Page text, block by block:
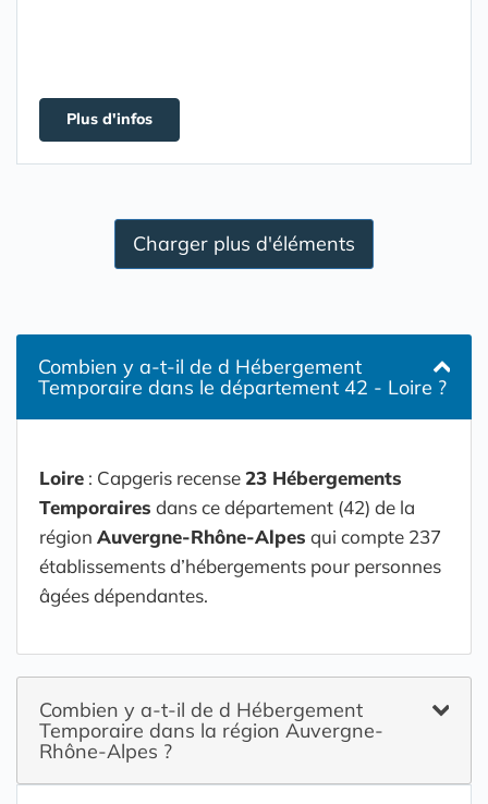
Plus d'infos
Charger plus d'éléments
Combien y a-t-il de d Hébergement
Temporaire dans le département 42 - Loire ?
Loire : Capgeris recense23 Hébergements
Temporaires dans ce département (42) de la
région Auvergne-Rhône-Alpes qui compte 237
établissements d’hébergements pour personnes
âgées dépendantes.
Combien y a-t-il de d Hébergement
Temporaire dans la région Auvergne-
Rhône-Alpes ?